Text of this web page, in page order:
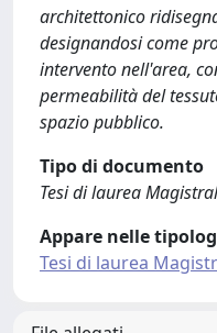
architettonico
designandosi come
intervento nell'area,
permeabilità del
spazio pubblico.
Tipo di documento
Tesi di laurea
Appare nelle
Tesi di laurea